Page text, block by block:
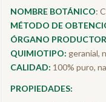
NOMBRE BOTÁNICO:
MÉTODO DE
ÓRGANO
QUIMIOTIPO: geranial,
CALIDAD: 100% puro,
PROPIEDADES: